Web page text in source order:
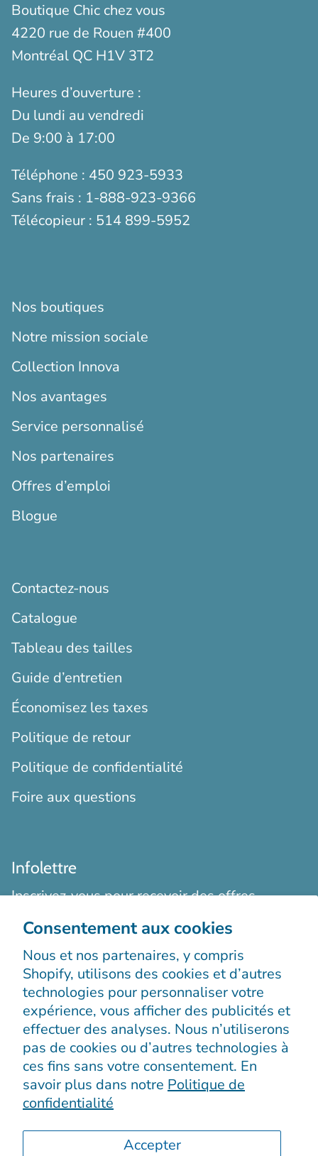
Consentement aux cookies
Nous et nos partenaires, y compris
Shopify, utilisons des cookies et d’autres
technologies pour personnaliser votre
expérience, vous afficher des publicités et
effectuer des analyses. Nous n’utiliserons
pas de cookies ou d’autres technologies à
ces fins sans votre consentement. En
savoir plus dans notre Politique de
confidentialité
Accepter
Boutique Chic chez vous
4220 rue de Rouen #400
Montréal QC H1V 3T2
Heures d’ouverture :
Du lundi au vendredi
De 9:00 à 17:00
Téléphone : 450 923-5933
Sans frais : 1-888-923-9366
Télécopieur : 514 899-5952
Nos boutiques
Notre mission sociale
Collection Innova
Nos avantages
Service personnalisé
Nos partenaires
Offres d’emploi
Blogue
Contactez-nous
Catalogue
Tableau des tailles
Guide d’entretien
Économisez les taxes
Politique de retour
Politique de confidentialité
Foire aux questions
Infolettre
Inscrivez-vous pour recevoir des offres
exclusives, des histoires originales, des
S’enregistrer